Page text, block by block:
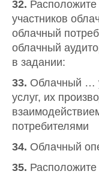
32. Расположите
участников
облачный
облачный
в задании:
33. Облачный …
услуг, их
потребителями
34. Облачный
35.